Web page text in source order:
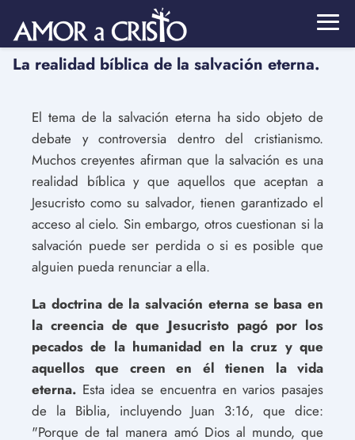
La realidad bíblica de la salvación eterna.
El tema de la salvación eterna ha sido objeto de
debate y controversia dentro del cristianismo.
Muchos creyentes afirman que la salvación es una
realidad bíblica y que aquellos que aceptan a
Jesucristo como su salvador, tienen garantizado el
acceso al cielo. Sin embargo, otros cuestionan si la
salvación puede ser perdida o si es posible que
alguien pueda renunciar a ella.
La doctrina de la salvación eterna se basa en
la creencia de que Jesucristo pagó por los
pecados de la humanidad en la cruz y que
aquellos que creen en él tienen la vida
eterna. Esta idea se encuentra en varios pasajes
de la Biblia, incluyendo Juan 3:16, que dice:
"Porque de tal manera amó Dios al mundo, que